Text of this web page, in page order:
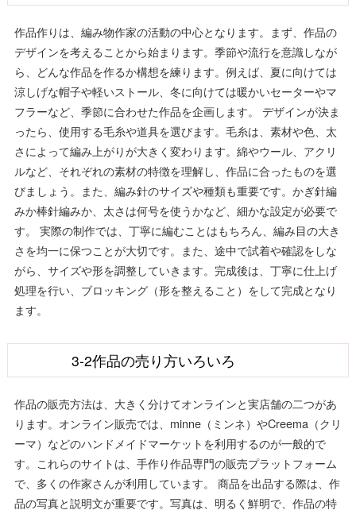
作品作りは、編み物作家の活動の中心となります。まず、作品の
デザインを考えることから始まります。季節や流行を意識しなが
ら、どんな作品を作るか構想を練ります。例えば、夏に向けては
涼しげな帽子や軽いストール、冬に向けては暖かいセーターやマ
フラーなど、季節に合わせた作品を企画します。 デザインが決ま
ったら、使用する毛糸や道具を選びます。毛糸は、素材や色、太
さによって編み上がりが大きく変わります。綿やウール、アクリ
ルなど、それぞれの素材の特徴を理解し、作品に合ったものを選
びましょう。また、編み針のサイズや種類も重要です。かぎ針編
みか棒針編みか、太さは何号を使うかなど、細かな設定が必要で
す。 実際の制作では、丁寧に編むことはもちろん、編み目の大き
さを均一に保つことが大切です。また、途中で試着や確認をしな
がら、サイズや形を調整していきます。完成後は、丁寧に仕上げ
処理を行い、ブロッキング（形を整えること）をして完成となり
ます。
3-2作品の売り方いろいろ
作品の販売方法は、大きく分けてオンラインと実店舗の二つがあ
ります。オンライン販売では、minne（ミンネ）やCreema（クリ
ーマ）などのハンドメイドマーケットを利用するのが一般的で
す。これらのサイトは、手作り作品専門の販売プラットフォーム
で、多くの作家さんが利用しています。 商品を出品する際は、作
品の写真と説明文が重要です。写真は、明るく鮮明で、作品の特